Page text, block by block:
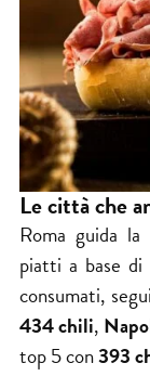
Le città che
Roma guida
piatti a base
consumati,
434 chili,
top 5 con393